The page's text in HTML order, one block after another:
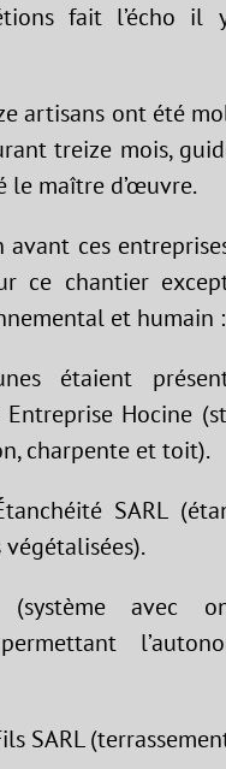
fait l’écho il
artisans ont été
treize mois,
le maître d’œuvre.
avant ces
ce chantier
et humain :
étaient
Hocine
charpente et toit).
SARL
(système avec
SARL